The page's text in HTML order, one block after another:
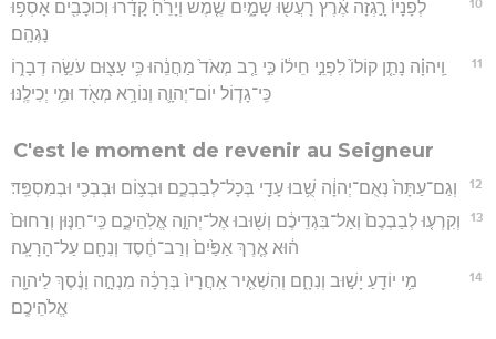
10
לְפָנָיו֙ רָ֣גְזָה אֶ֔רֶץ רָעֲשׁ֖וּ שָׁמָ֑יִם שֶׁ֤מֶשׁ וְיָרֵ֙חַ֙ קָדָ֔רוּ וְכוֹכָבִ֖ים אָסְפ֥וּ
נָגְהָֽם׃
11
וַֽיהוָ֗ה נָתַ֤ן קוֹלוֹ֙ לִפְנֵ֣י חֵיל֔וֹ כִּ֣י רַ֤ב מְאֹד֙ מַחֲנֵ֔הוּ כִּ֥י עָצ֖וּם עֹשֵׂ֣ה דְבָר֑וֹ
כִּֽי־גָד֧וֹל יוֹם־יְהוָ֛ה וְנוֹרָ֥א מְאֹ֖ד וּמִ֥י יְכִילֶֽנּוּ׃
C'est le moment de revenir au Seigneur
12 וְגַם־עַתָּה֙ נְאֻם־יְהוָ֔ה שֻׁ֥בוּ עָדַ֖י בְּכָל־לְבַבְכֶ֑ם וּבְצ֥וֹם וּבְבְכִ֖י וּבְמִסְפֵּֽד׃
13
וְקִרְע֤וּ לְבַבְכֶם֙ וְאַל־בִּגְדֵיכֶ֔ם וְשׁ֖וּבוּ אֶל־יְהוָ֣ה אֱלֹֽהֵיכֶ֑ם כִּֽי־חַנּ֤וּן וְרַחוּם֙
ה֔וּא אֶ֤רֶךְ אַפַּ֙יִם֙ וְרַב־חֶ֔סֶד וְנִחָ֖ם עַל־הָרָעָֽה׃
14
מִ֥י יוֹדֵ֖עַ יָשׁ֣וּב וְנִחָ֑ם וְהִשְׁאִ֤יר אַֽחֲרָיו֙ בְּרָכָ֔ה מִנְחָ֣ה וָנֶ֔סֶךְ לַיהוָ֖ה
אֱלֹהֵיכֶֽם׃